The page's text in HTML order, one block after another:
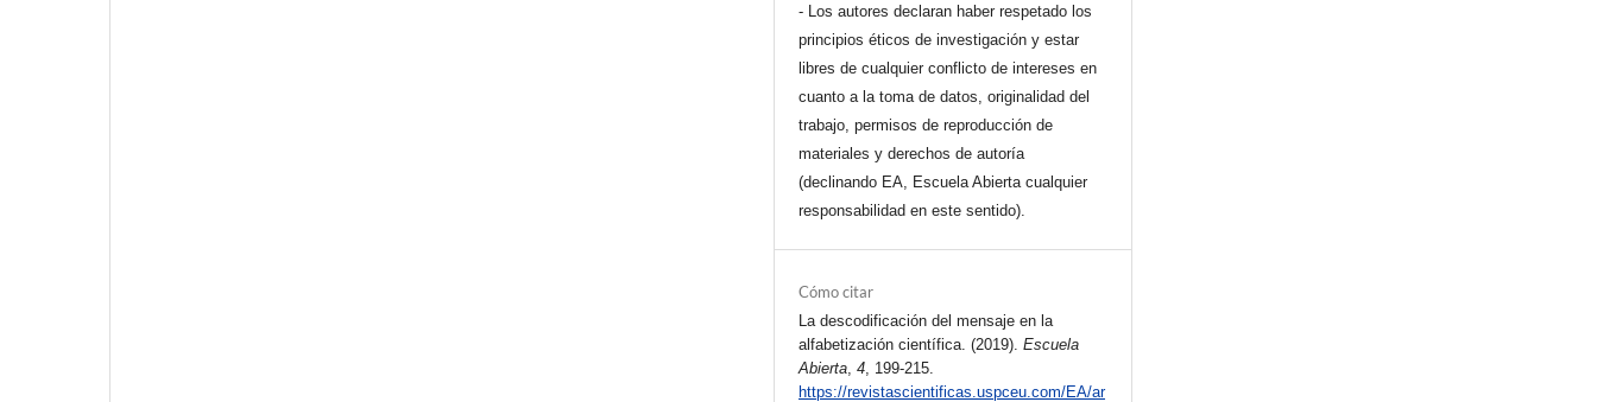
- Los autores declaran haber respetado los
principios éticos de investigación y estar
libres de cualquier conflicto de intereses en
cuanto a la toma de datos, originalidad del
trabajo, permisos de reproducción de
materiales y derechos de autoría
(declinando EA, Escuela Abierta cualquier
responsabilidad en este sentido).
Cómo citar
La descodificación del mensaje en la
alfabetización científica. (2019).Escuela
Abierta ,4 , 199-215.
https://revistascientificas.uspceu.com/EA/ar